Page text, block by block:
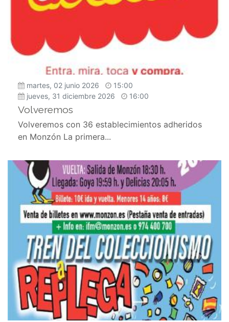
martes, 02 junio 2026
15:00
jueves, 31 diciembre 2026
16:00
Volveremos
Volveremos con 36 establecimientos adheridos
en Monzón La primera...